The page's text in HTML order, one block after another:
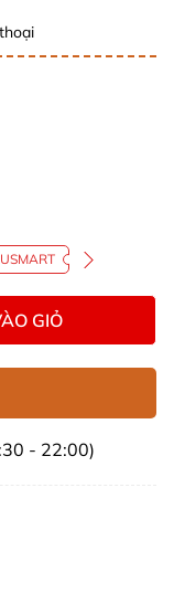
GIỎ
- 22:00)